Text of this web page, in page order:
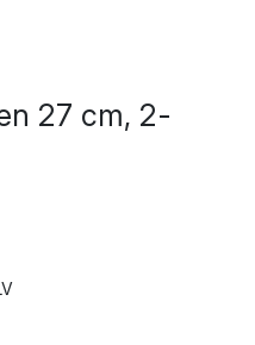
27 cm, 2-